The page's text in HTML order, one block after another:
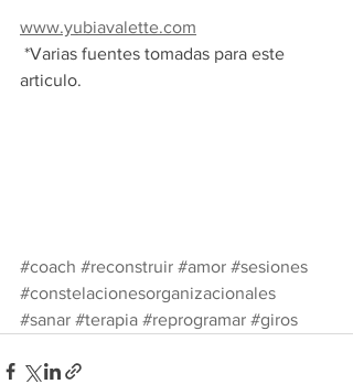
www.yubiavalette.com
articulo.
#coach #reconstruir #amor #sesiones
#constelacionesorganizacionales
#sanar #terapia #reprogramar #giros